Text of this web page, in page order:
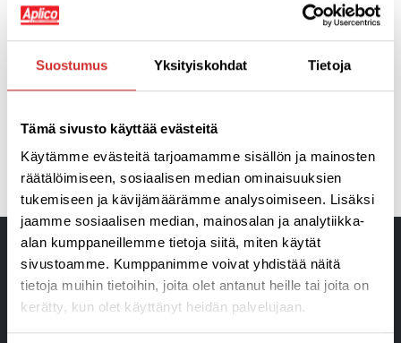
Suostumus Yksityiskohdat Tietoja
Tämä sivusto käyttää evästeitä
Käytämme evästeitä tarjoamamme sisällön ja mainosten
räätälöimiseen, sosiaalisen median ominaisuuksien
tukemiseen ja kävijämäärämme analysoimiseen. Lisäksi
jaamme sosiaalisen median, mainosalan ja analytiikka-
alan kumppaneillemme tietoja siitä, miten käytät
sivustoamme. Kumppanimme voivat yhdistää näitä
tietoja muihin tietoihin, joita olet antanut heille tai joita on
kerätty, kun olet käyttänyt heidän palvelujaan.
Käydään yhdessä läpi tekniikoita ja treenataan hyvällä
Terveyttä, iloa ja hyvää oloa Aplicosta!
EDELLINEN
EU-hanke saa jatkoa Lohjalla toukokuussa -Active Ageing Communities on 65+ liikkujille!
SEURAAVA
Huhtikuun jäsentiedote ja jäsenetuja 4/2022